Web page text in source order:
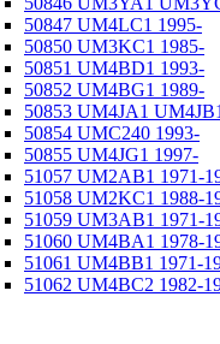
50847 UM4LC1 1995-
50850 UM3KC1 1985-
50851 UM4BD1 1993-
50852 UM4BG1 1989-
50853 UM4JA1
50854 UMC240 1993-
50855 UM4JG1 1997-
51057 UM2AB1 1971-
51058 UM2KC1 1988-
51059 UM3AB1 1971-
51060 UM4BA1 1978-
51061 UM4BB1 1971-
51062 UM4BC2 1982-